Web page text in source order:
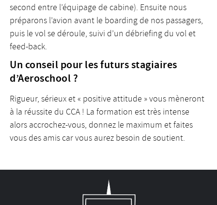
second entre l’équipage de cabine). Ensuite nous
préparons l’avion avant le boarding de nos passagers,
puis le vol se déroule, suivi d’un débriefing du vol et
feed-back.
Un conseil pour les futurs stagiaires
d’Aeroschool ?
Rigueur, sérieux et « positive attitude » vous mèneront
à la réussite du CCA ! La formation est très intense
alors accrochez-vous, donnez le maximum et faites
vous des amis car vous aurez besoin de soutient.